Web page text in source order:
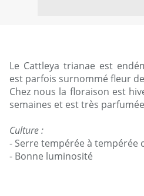
Le Cattleya trianae est
est parfois surnommé fleur
Chez nous la floraison est
semaines et est très
Culture :
- Serre tempérée à tempérée
- Bonne luminosité